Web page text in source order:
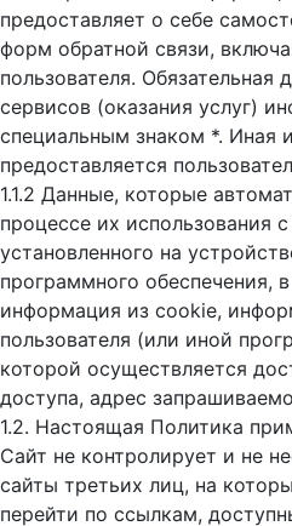
предоставляет о себе
форм обратной связи,
пользователя. Обязательная
сервисов (оказания услуг)
специальным знаком *. Иная
предоставляется
1.1.2 Данные, которые
процессе их использования
установленного на
программного обеспечения,
информация из cookie,
пользователя (или иной
которой осуществляется
доступа, адрес
1.2. Настоящая Политика
Сайт не контролирует и не
сайты третьих лиц, на
перейти по ссылкам,